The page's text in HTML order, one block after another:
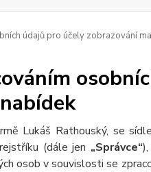
údajů pro účely zobrazování
Lukáš Rathouský, se
(dále jen „Správce“
osob v souvislosti se